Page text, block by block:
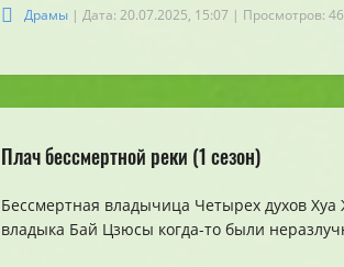
Драмы | Дата: 20.07.2025, 15:07 | Просмотров:
Плач бессмертной реки (1 сезон)
Бессмертная владычица Четырех духов
владыка Бай Цзюсы когда-то были